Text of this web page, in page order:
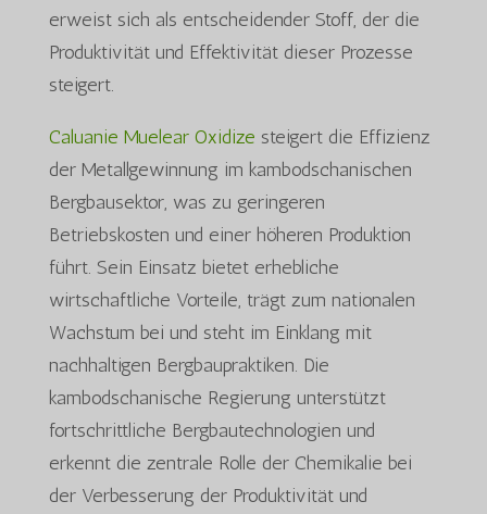
erweist sich als entscheidender Stoff, der die
Produktivität und Effektivität dieser Prozesse
steigert.
Caluanie Muelear Oxidize steigert die Effizienz
der Metallgewinnung im kambodschanischen
Bergbausektor, was zu geringeren
Betriebskosten und einer höheren Produktion
führt. Sein Einsatz bietet erhebliche
wirtschaftliche Vorteile, trägt zum nationalen
Wachstum bei und steht im Einklang mit
nachhaltigen Bergbaupraktiken. Die
kambodschanische Regierung unterstützt
fortschrittliche Bergbautechnologien und
erkennt die zentrale Rolle der Chemikalie bei
der Verbesserung der Produktivität und